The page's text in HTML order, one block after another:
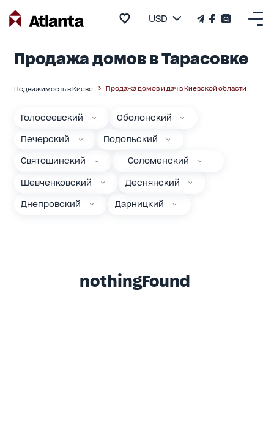
USD
Продажа домов в Тарасовке
Недвижимость в Киеве Продажа домов и дач в Киевской области
Голосеевский Оболонский
Печерский Подольский
Святошинский Соломенский
Шевченковский Деснянский
Днепровский Дарницкий
nothingFound